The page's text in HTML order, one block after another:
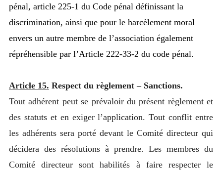
pénal, article 225-1 du Code pénal définissant la
discrimination, ainsi que pour le harcèlement moral
envers un autre membre de l’association également
répréhensible par l’Article 222-33-2 du code pénal.
Article 15. Respect du règlement – Sanctions.
Tout adhérent peut se prévaloir du présent règlement et
des statuts et en exiger l’application. Tout conflit entre
les adhérents sera porté devant le Comité directeur qui
décidera des résolutions à prendre. Les membres du
Comité directeur sont habilités à faire respecter le